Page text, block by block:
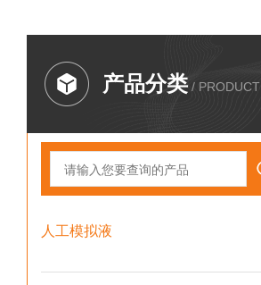
产品分类 / PRODUCT
人工模拟液